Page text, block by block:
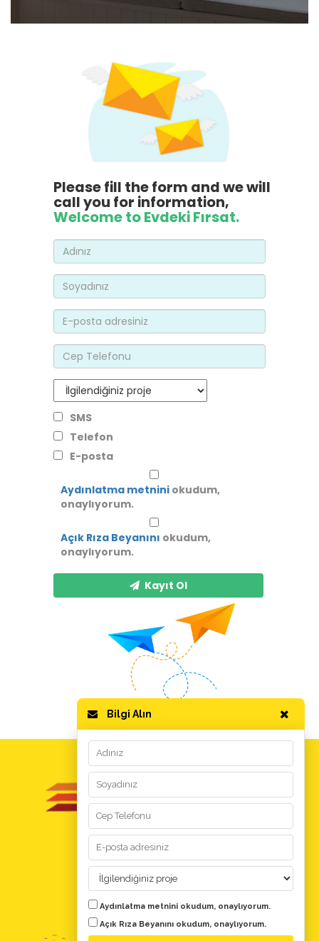
Bilgi Alın
Aydınlatma metnini okudum, onaylıyorum.
Açık Rıza Beyanını okudum, onaylıyorum.
Please fill the form and we will
call you for information,
Welcome to Evdeki Fırsat.
SMS
Telefon
E-posta
Aydınlatma metnini okudum,
onaylıyorum.
Açık Rıza Beyanını okudum,
onaylıyorum.
Kayıt Ol
GİZLİLİK ve KULLANIM
Kullanım Koşulları
Aydınlatma Metni
Kişisel Verilerin Korunması
YARDIM
Evdeki Fırsat Nedir?